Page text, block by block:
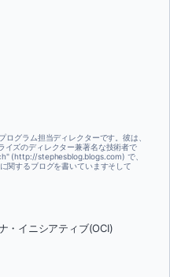
グラム担当ディレクターです。彼は、
イズのディレクター兼著名な技術者で
(http://stephesblog.blogs.com) で、
関するブログを書いていますそして
・イニシアティブ(OCI)